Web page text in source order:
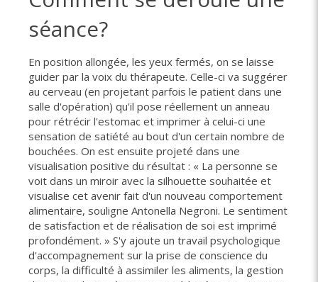
séance?
En position allongée, les yeux fermés, on se laisse
guider par la voix du thérapeute. Celle-ci va suggérer
au cerveau (en projetant parfois le patient dans une
salle d'opération) qu'il pose réellement un anneau
pour rétrécir l'estomac et imprimer à celui-ci une
sensation de satiété au bout d'un certain nombre de
bouchées. On est ensuite projeté dans une
visualisation positive du résultat : « La personne se
voit dans un miroir avec la silhouette souhaitée et
visualise cet avenir fait d'un nouveau comportement
alimentaire, souligne Antonella Negroni. Le sentiment
de satisfaction et de réalisation de soi est imprimé
profondément. » S'y ajoute un travail psychologique
d'accompagnement sur la prise de conscience du
corps, la difficulté à assimiler les aliments, la gestion